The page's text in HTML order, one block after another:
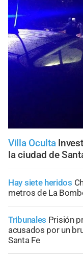
Villa Oculta
la ciudad de
Hay siete heridos
metros de La
Tribunales Prisión
acusados por un
Santa Fe